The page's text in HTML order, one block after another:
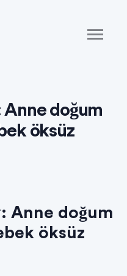
Anne doğum
öksüz
Anne doğum
öksüz